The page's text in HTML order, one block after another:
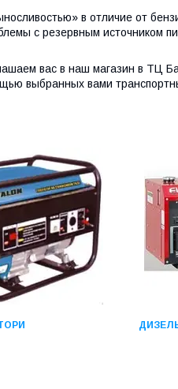
в отличие от
с резервным источником
вас в наш магазин в ТЦ
выбранных вами